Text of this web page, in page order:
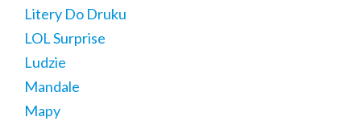
Litery Do Druku
LOL Surprise
Ludzie
Mandale
Mapy